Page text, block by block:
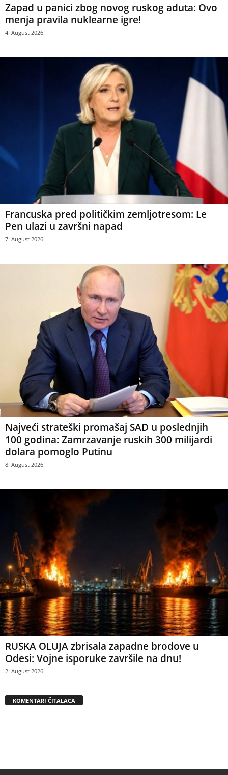
Zapad u panici zbog novog ruskog aduta: Ovo
menja pravila nuklearne igre!
4. August 2026.
Francuska pred političkim zemljotresom: Le
Pen ulazi u završni napad
7. August 2026.
Najveći strateški promašaj SAD u poslednjih
100 godina: Zamrzavanje ruskih 300 milijardi
dolara pomoglo Putinu
8. August 2026.
RUSKA OLUJA zbrisala zapadne brodove u
Odesi: Vojne isporuke završile na dnu!
2. August 2026.
KOMENTARI ČITALACA